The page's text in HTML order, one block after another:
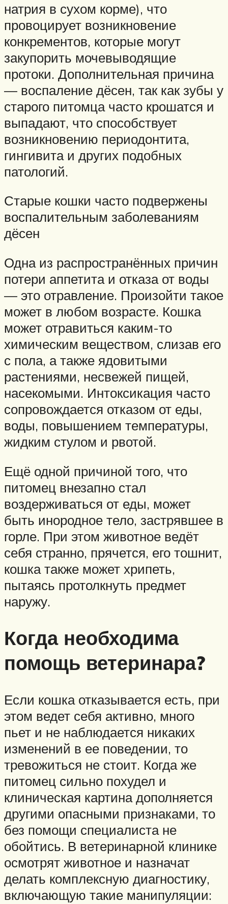
натрия в сухом корме), что
провоцирует возникновение
конкрементов, которые могут
закупорить мочевыводящие
протоки. Дополнительная причина
— воспаление дёсен, так как зубы у
старого питомца часто крошатся и
выпадают, что способствует
возникновению периодонтита,
гингивита и других подобных
патологий.
Старые кошки часто подвержены
воспалительным заболеваниям
дёсен
Одна из распространённых причин
потери аппетита и отказа от воды
— это отравление. Произойти такое
может в любом возрасте. Кошка
может отравиться каким-то
химическим веществом, слизав его
с пола, а также ядовитыми
растениями, несвежей пищей,
насекомыми. Интоксикация часто
сопровождается отказом от еды,
воды, повышением температуры,
жидким стулом и рвотой.
Ещё одной причиной того, что
питомец внезапно стал
воздерживаться от еды, может
быть инородное тело, застрявшее в
горле. При этом животное ведёт
себя странно, прячется, его тошнит,
кошка также может хрипеть,
пытаясь протолкнуть предмет
наружу.
Когда необходима
помощь ветеринара?
Если кошка отказывается есть, при
этом ведет себя активно, много
пьет и не наблюдается никаких
изменений в ее поведении, то
тревожиться не стоит. Когда же
питомец сильно похудел и
клиническая картина дополняется
другими опасными признаками, то
без помощи специалиста не
обойтись. В ветеринарной клинике
осмотрят животное и назначат
делать комплексную диагностику,
включающую такие манипуляции: